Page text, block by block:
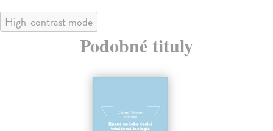
High-contrast mode
Podobné tituly